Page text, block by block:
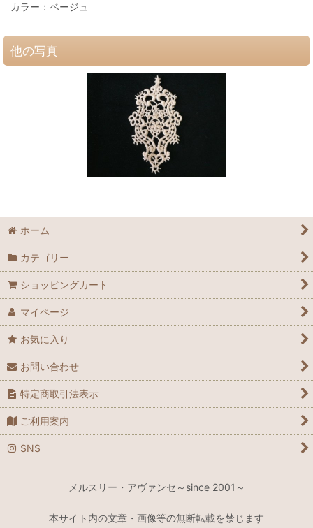
カラー：ベージュ
他の写真
ホーム
カテゴリー
ショッピングカート
マイページ
お気に入り
お問い合わせ
特定商取引法表示
ご利用案内
SNS
メルスリー・アヴァンセ～since 2001～
本サイト内の文章・画像等の無断転載を禁じます